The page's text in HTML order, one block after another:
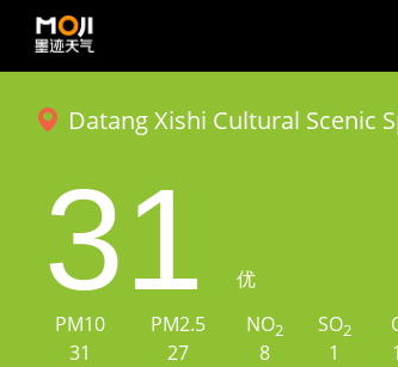
Datang Xishi Cultural Scenic
31
优
PM10
31
PM2.5
27
NO2
8
SO2
1